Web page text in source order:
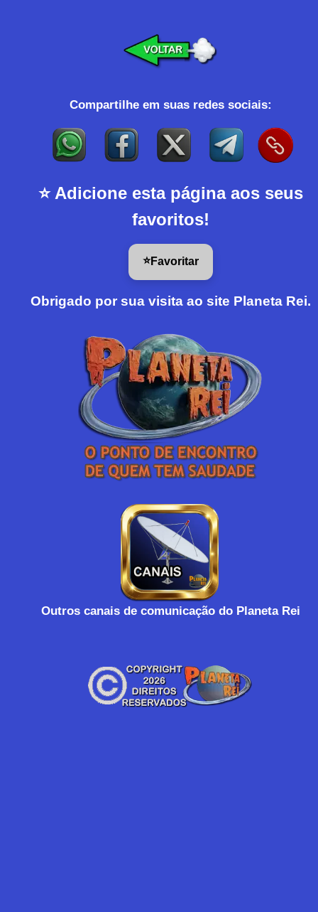
Compartilhe em suas redes sociais:
⭐ Adicione esta página aos seus
favoritos!
⭐Favoritar
Obrigado por sua visita ao site Planeta Rei.
Outros canais de comunicação do Planeta Rei